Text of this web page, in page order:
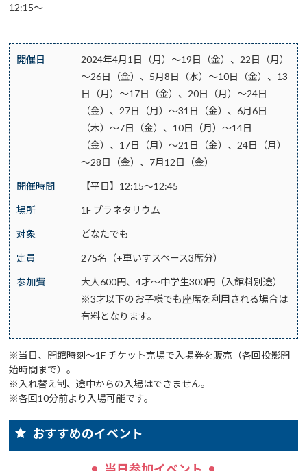
12:15～
開催日
2024年4月1日（月）～19日（金）、22日（月）
～26日（金）、5月8日（水）～10日（金）、13
日（月）～17日（金）、20日（月）～24日
（金）、27日（月）～31日（金）、6月6日
（木）～7日（金）、10日（月）～14日
（金）、17日（月）～21日（金）、24日（月）
～28日（金）、7月12日（金）
開催時間 【平日】12:15～12:45
場所 1F プラネタリウム
対象 どなたでも
定員 275名（+車いすスペース3席分）
参加費
大人600円、4才～中学生300円（入館料別途）
※3才以下のお子様でも座席を利用される場合は
有料となります。
※当日、開館時刻～1F チケット売場で入場券を販売（各回投影開
始時間まで）。
※入れ替え制、途中からの入場はできません。
※各回10分前より入場可能です。
おすすめのイベント